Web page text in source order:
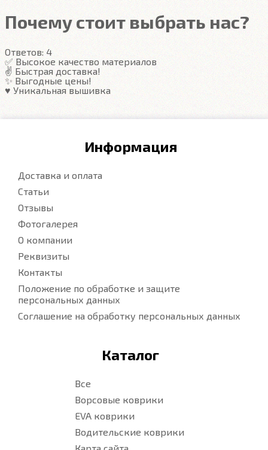
Почему стоит выбрать нас?
Ответов: 4
✅ Высокое качество материалов
✌️ Быстрая доставка!
✨ Выгодные цены!
♥️ Уникальная вышивка
Информация
Доставка и оплата
Статьи
Отзывы
Фотогалерея
О компании
Реквизиты
Контакты
Положение по обработке и защите
персональных данных
Соглашение на обработку персональных данных
Каталог
Все
Ворсовые коврики
EVA коврики
Водительские коврики